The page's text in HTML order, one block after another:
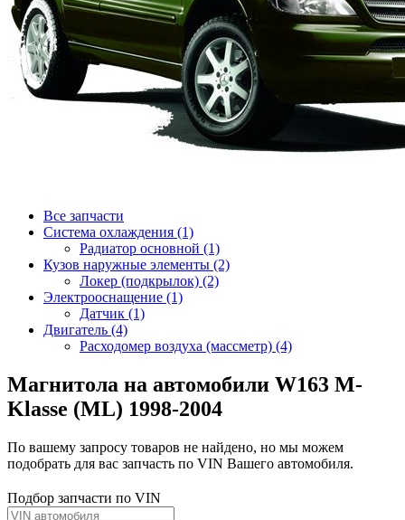
Все запчасти
Система охлаждения (1)
Радиатор основной (1)
Кузов наружные элементы (2)
Локер (подкрылок) (2)
Электрооснащение (1)
Датчик (1)
Двигатель (4)
Расходомер воздуха (массметр) (4)
Магнитола на автомобили W163 M-
Klasse (ML) 1998-2004
По вашему запросу товаров не найдено, но мы можем
подобрать для вас запчасть по VIN Вашего автомобиля.
Подбор запчасти по VIN